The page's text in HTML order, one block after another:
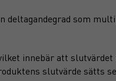
deltagandegrad som
innebär att
slutvärde sätts